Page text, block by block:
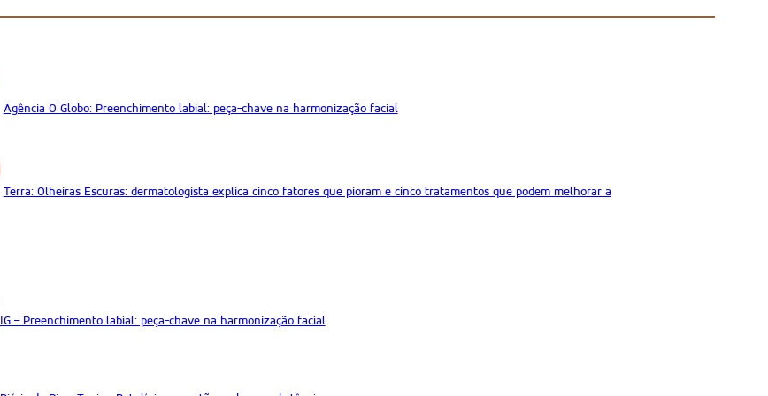
Agência O Globo: Preenchimento labial: peça-chave na harmonização facial
Terra: Olheiras Escuras: dermatologista explica cinco fatores que pioram e cinco tratamentos que podem melhorar a
IG – Preenchimento labial: peça-chave na harmonização facial